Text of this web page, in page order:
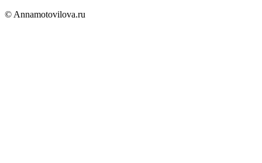
© Annamotovilova.ru